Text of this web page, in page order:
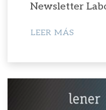
Newsletter
LEER MÁS